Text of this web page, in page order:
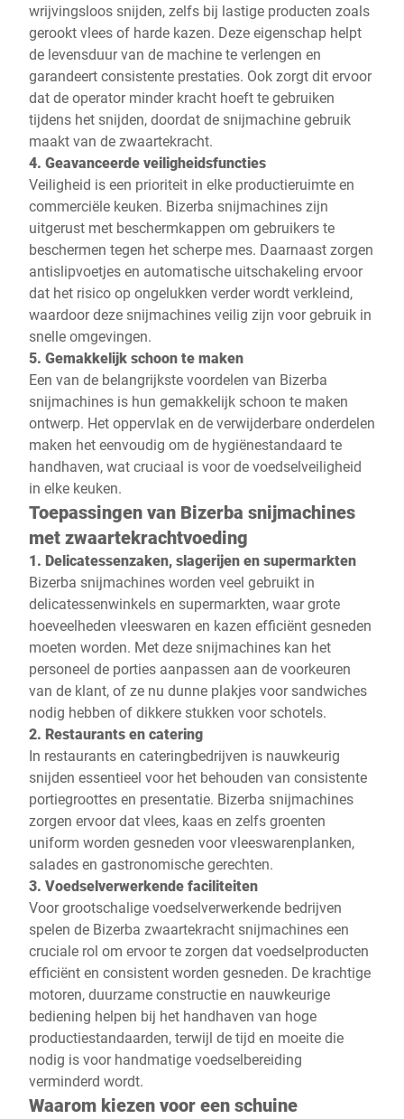
wrijvingsloos snijden, zelfs bij lastige producten zoals
gerookt vlees of harde kazen. Deze eigenschap helpt
de levensduur van de machine te verlengen en
garandeert consistente prestaties. Ook zorgt dit ervoor
dat de operator minder kracht hoeft te gebruiken
tijdens het snijden, doordat de snijmachine gebruik
maakt van de zwaartekracht.
4. Geavanceerde veiligheidsfuncties
Veiligheid is een prioriteit in elke productieruimte en
commerciële keuken. Bizerba snijmachines zijn
uitgerust met beschermkappen om gebruikers te
beschermen tegen het scherpe mes. Daarnaast zorgen
antislipvoetjes en automatische uitschakeling ervoor
dat het risico op ongelukken verder wordt verkleind,
waardoor deze snijmachines veilig zijn voor gebruik in
snelle omgevingen.
5. Gemakkelijk schoon te maken
Een van de belangrijkste voordelen van Bizerba
snijmachines is hun gemakkelijk schoon te maken
ontwerp. Het oppervlak en de verwijderbare onderdelen
maken het eenvoudig om de hygiënestandaard te
handhaven, wat cruciaal is voor de voedselveiligheid
in elke keuken.
Toepassingen van Bizerba snijmachines
met zwaartekrachtvoeding
1. Delicatessenzaken, slagerijen en supermarkten
Bizerba snijmachines worden veel gebruikt in
delicatessenwinkels en supermarkten, waar grote
hoeveelheden vleeswaren en kazen efficiënt gesneden
moeten worden. Met deze snijmachines kan het
personeel de porties aanpassen aan de voorkeuren
van de klant, of ze nu dunne plakjes voor sandwiches
nodig hebben of dikkere stukken voor schotels.
2. Restaurants en catering
In restaurants en cateringbedrijven is nauwkeurig
snijden essentieel voor het behouden van consistente
portiegroottes en presentatie. Bizerba snijmachines
zorgen ervoor dat vlees, kaas en zelfs groenten
uniform worden gesneden voor vleeswarenplanken,
salades en gastronomische gerechten.
3. Voedselverwerkende faciliteiten
Voor grootschalige voedselverwerkende bedrijven
spelen de Bizerba zwaartekracht snijmachines een
cruciale rol om ervoor te zorgen dat voedselproducten
efficiënt en consistent worden gesneden. De krachtige
motoren, duurzame constructie en nauwkeurige
bediening helpen bij het handhaven van hoge
productiestandaarden, terwijl de tijd en moeite die
nodig is voor handmatige voedselbereiding
verminderd wordt.
Waarom kiezen voor een schuine